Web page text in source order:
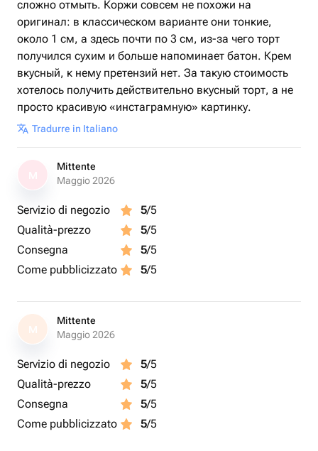
сложно отмыть. Коржи совсем не похожи на
оригинал: в классическом варианте они тонкие,
около 1 см, а здесь почти по 3 см, из-за чего торт
получился сухим и больше напоминает батон. Крем
вкусный, к нему претензий нет. За такую стоимость
хотелось получить действительно вкусный торт, а не
просто красивую «инстаграмную» картинку.
Tradurre in Italiano
Mittente
Maggio 2026
Servizio di negozio 5/5
Qualità-prezzo
5/5
Consegna
5/5
Come pubblicizzato
5/5
M
Mittente
Maggio 2026
Servizio di negozio 5/5
Qualità-prezzo
5/5
Consegna
5/5
Come pubblicizzato
5/5